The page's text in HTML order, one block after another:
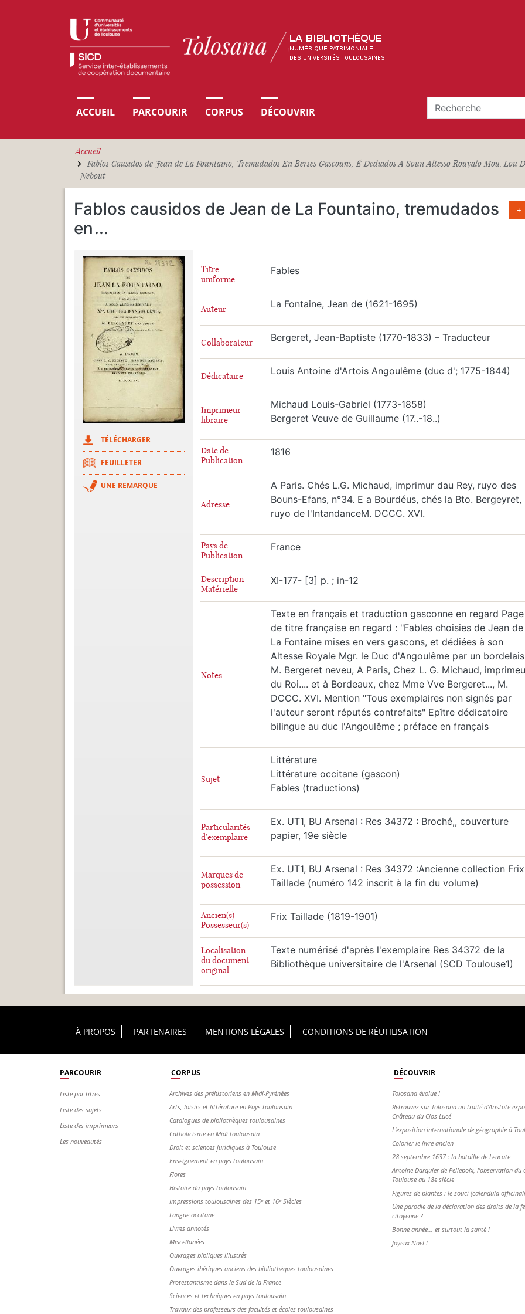
Navigation principale
ACCUEIL PARCOURIR CORPUS DÉCOUVRIR
Accueil
Fablos Causidos de Jean de La Fountaino, Tremudados En Berses Gascouns, É Dediados A Soun Altesso Rouyalo Mou.
Nebout
Fablos causidos de Jean de La Fountaino, tremudados
en...
+
TÉLÉCHARGER
FEUILLETER
UNE REMARQUE
Titre
uniforme
Fables
Auteur La Fontaine, Jean de (1621-1695)
Collaborateur Bergeret, Jean-Baptiste (1770-1833) – Traducteur
Dédicataire Louis Antoine d'Artois Angoulême (duc d'; 1775-1844)
Imprimeur-
libraire
Michaud Louis-Gabriel (1773-1858)
Bergeret Veuve de Guillaume (17..-18..)
Date de
Publication
1816
Adresse
A Paris. Chés L.G. Michaud, imprimur dau Rey, ruyo des
Bouns-Efans, n°34. E a Bourdéus, chés la Bto. Bergeyret,
ruyo de l'IntandanceM. DCCC. XVI.
Pays de
Publication
France
Description
Matérielle
XI-177- [3] p. ; in-12
Notes
Texte en français et traduction gasconne en regard Page
de titre française en regard : "Fables choisies de Jean de
La Fontaine mises en vers gascons, et dédiées à son
Altesse Royale Mgr. le Duc d'Angoulême par un
M. Bergeret neveu, A Paris, Chez L. G. Michaud,
du Roi.... et à Bordeaux, chez Mme Vve Bergeret..., M.
DCCC. XVI. Mention "Tous exemplaires non signés par
l'auteur seront réputés contrefaits" Epître dédicatoire
bilingue au duc l'Angoulême ; préface en français
Sujet
Littérature
Littérature occitane (gascon)
Fables (traductions)
Particularités
d'exemplaire
Ex. UT1, BU Arsenal : Res 34372 : Broché,, couverture
papier, 19e siècle
Marques de
possession
Ex. UT1, BU Arsenal : Res 34372 :Ancienne collection Frix
Taillade (numéro 142 inscrit à la fin du volume)
Ancien(s)
Possesseur(s)
Frix Taillade (1819-1901)
Localisation
du document
original
Texte numérisé d'après l'exemplaire Res 34372 de la
Bibliothèque universitaire de l'Arsenal (SCD Toulouse1)
Footer Principal
À PROPOS PARTENAIRES MENTIONS LÉGALES CONDITIONS DE RÉUTILISATION
PARCOURIR
Liste par titres
Liste des sujets
Liste des imprimeurs
Les nouveautés
CORPUS
Archives des préhistoriens en Midi-Pyrénées
Arts, loisirs et littérature en Pays toulousain
Catalogues de bibliothèques toulousaines
Catholicisme en Midi toulousain
Droit et sciences juridiques à Toulouse
Enseignement en pays toulousain
Flores
Histoire du pays toulousain
Impressions toulousaines des 15ᵉ et 16ᵉ Siècles
Langue occitane
Livres annotés
Miscellanées
Ouvrages bibliques illustrés
Ouvrages ibériques anciens des bibliothèques toulousaines
Protestantisme dans le Sud de la France
Sciences et techniques en pays toulousain
Travaux des professeurs des facultés et écoles toulousaines
DÉCOUVRIR
Tolosana évolue !
Retrouvez sur Tolosana un traité d'Aristote
Château du Clos Lucé
L'exposition internationale de géographie à
Colorier le livre ancien
28 septembre 1637 : la bataille de Leucate
Antoine Darquier de Pellepoix, l’observation du
Toulouse au 18e siècle
Figures de plantes : le souci (calendula
Une parodie de la déclaration des droits de la
citoyenne ?
Bonne année... et surtout la santé !
Joyeux Noël !